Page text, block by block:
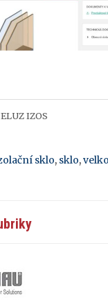
IZOS
sklo, sklo,